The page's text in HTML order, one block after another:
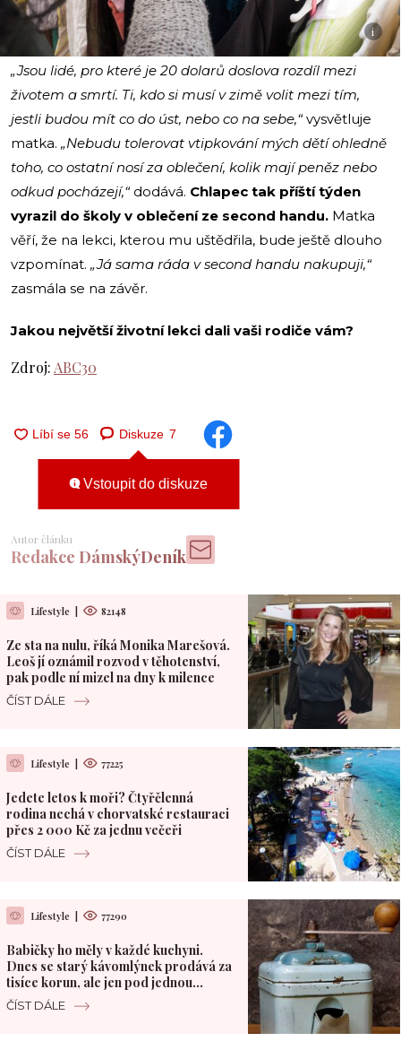
i
„Jsou lidé, pro které je 20 dolarů doslova rozdíl mezi
životem a smrtí. Ti, kdo si musí v zimě volit mezi tím,
jestli budou mít co do úst, nebo co na sebe,“vysvětluje
matka. „Nebudu tolerovat vtipkování mých dětí ohledně
toho, co ostatní nosí za oblečení, kolik mají peněz nebo
odkud pocházejí,“ dodává. Chlapec tak příští týden
vyrazil do školy v oblečení ze second handu. Matka
věří, že na lekci, kterou mu uštědřila, bude ještě dlouho
vzpomínat. „Já sama ráda v second handu nakupuji,“
zasmála se na závěr.
Jakou největší životní lekci dali vaši rodiče vám?
Zdroj: ABC30
Diskuze 7
Vstoupit do diskuze
Autor článku
Redakce DámskýDeník
Lifestyle | 82148
Ze sta na nulu, říká Monika Marešová.
Leoš jí oznámil rozvod v těhotenství,
pak podle ní mizel na dny k milence
ČÍST DÁLE
Lifestyle | 77225
Jedete letos k moři? Čtyřčlenná
rodina nechá v chorvatské restauraci
přes 2 000 Kč za jednu večeři
ČÍST DÁLE
Lifestyle | 77290
Babičky ho měly v každé kuchyni.
Dnes se starý kávomlýnek prodává za
tisíce korun, ale jen pod jednou
podmínkou
ČÍST DÁLE